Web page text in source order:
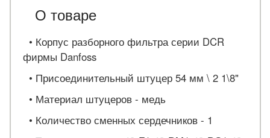
О товаре
• Корпус разборного фильтра серии DCR
фирмы Danfoss
• Присоединительный штуцер 54 мм \ 2 1\8"
• Материал штуцеров - медь
• Количество сменных сердечников - 1